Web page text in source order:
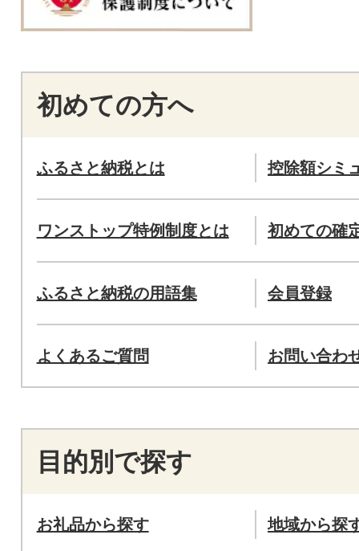
初めての方へ
ふるさと納税とは 控除額シミ
ワンストップ特例制度とは 初めての確
ふるさと納税の用語集 会員登録
よくあるご質問 お問い合わ
目的別で探す
お礼品から探す 地域から探